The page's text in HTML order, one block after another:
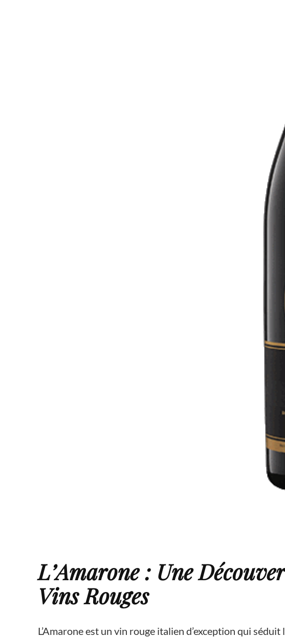
L’Amarone : Une
Vins Rouges
L’Amarone est un vin rouge italien d’exception qui